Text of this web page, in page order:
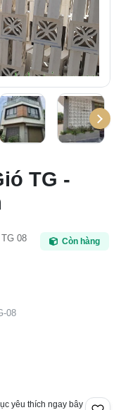
TG -
TG 08 Còn hàng
08
yêu thích ngay bây